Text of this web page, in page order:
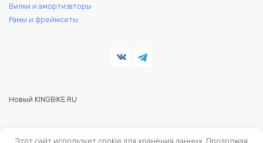
Вилки и амортизаторы
Рамы и фреймсеты
Новый KINGBIKE.RU
Этот сайт использует cookie для хранения данных. Продолжая